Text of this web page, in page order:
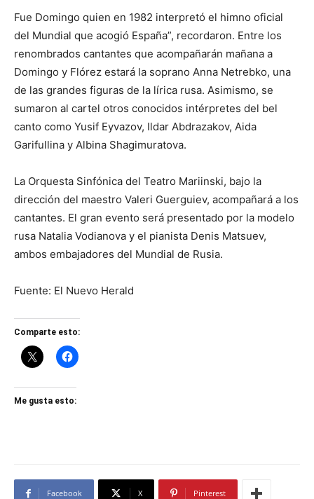
Fue Domingo quien en 1982 interpretó el himno oficial
del Mundial que acogió España”, recordaron. Entre los
renombrados cantantes que acompañarán mañana a
Domingo y Flórez estará la soprano Anna Netrebko, una
de las grandes figuras de la lírica rusa. Asimismo, se
sumaron al cartel otros conocidos intérpretes del bel
canto como Yusif Eyvazov, Ildar Abdrazakov, Aida
Garifullina y Albina Shagimuratova.
La Orquesta Sinfónica del Teatro Mariinski, bajo la
dirección del maestro Valeri Guerguiev, acompañará a los
cantantes. El gran evento será presentado por la modelo
rusa Natalia Vodianova y el pianista Denis Matsuev,
ambos embajadores del Mundial de Rusia.
Fuente: El Nuevo Herald
Comparte esto:
Me gusta esto:
Facebook X Pinterest